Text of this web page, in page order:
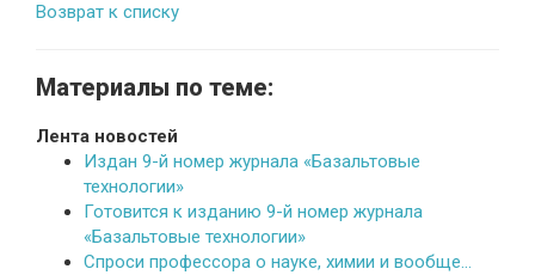
Возврат к списку
Материалы по теме:
Лента новостей
Издан 9-й номер журнала «Базальтовые
технологии»
Готовится к изданию 9-й номер журнала
«Базальтовые технологии»
Спроси профессора о науке, химии и вообще…